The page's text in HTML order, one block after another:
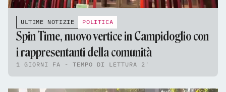
ULTIME NOTIZIE POLITICA
Spin Time, nuovo vertice in Campidoglio con
i rappresentanti della comunità
1 GIORNI FA - TEMPO DI LETTURA 2'